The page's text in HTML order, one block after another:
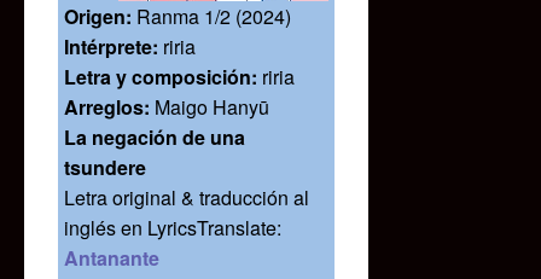
Origen: Ranma 1/2 (2024)
Intérprete: riria
Letra y composición: riria
Arreglos: Maigo Hanyū
La negación de una
tsundere
Letra original & traducción al
inglés en LyricsTranslate:
Antanante